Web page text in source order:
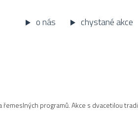
o nás chystané akce
řemeslných programů. Akce s dvacetilou